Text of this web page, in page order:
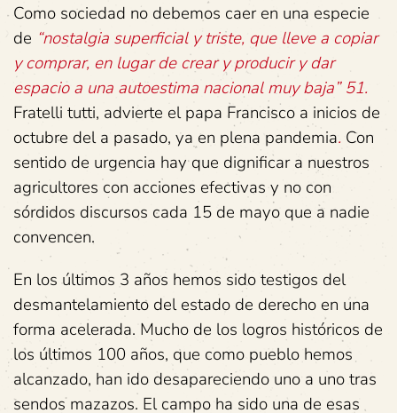
Como sociedad no debemos caer en una especie
de “nostalgia superficial y triste, que lleve a copiar
y comprar, en lugar de crear y producir y dar
espacio a una autoestima nacional muy baja” 51.
Fratelli tutti, advierte el papa Francisco a inicios de
octubre del a pasado, ya en plena pandemia. Con
sentido de urgencia hay que dignificar a nuestros
agricultores con acciones efectivas y no con
sórdidos discursos cada 15 de mayo que a nadie
convencen.
En los últimos 3 años hemos sido testigos del
desmantelamiento del estado de derecho en una
forma acelerada. Mucho de los logros históricos de
los últimos 100 años, que como pueblo hemos
alcanzado, han ido desapareciendo uno a uno tras
sendos mazazos. El campo ha sido una de esas